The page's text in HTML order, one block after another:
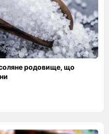
родовище, що